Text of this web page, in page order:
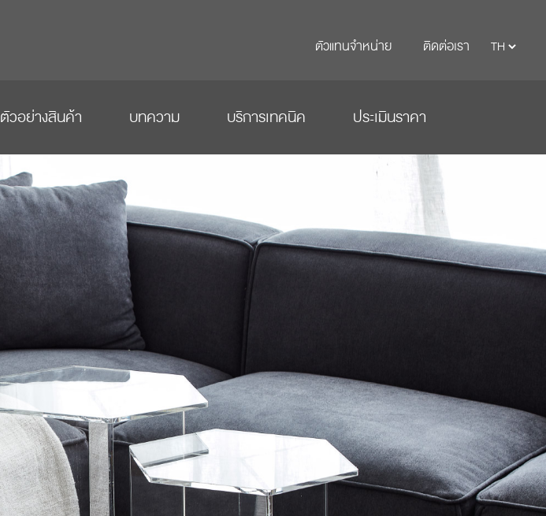
ตัวแทนจำหน่าย ติดต่อเรา
ตัวอย่างสินค้า บทความ บริการเทคนิค ประเมินราคา